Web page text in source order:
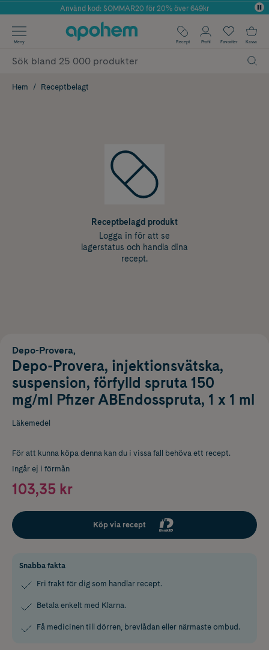
Årets Butik 2025 inom Skönhet
Använd kod: SOMMAR20 för 20% över 649kr
✓ Fri frakt
✓ Poäng på alla köp*
Meny Recept Profil Favoriter Kassa
Hem Receptbelagt
Receptbelagd produkt
Logga in för att se
lagerstatus och handla dina
recept.
Depo-Provera,
Depo-Provera, injektionsvätska,
suspension, förfylld spruta 150
mg/ml Pfizer ABEndosspruta, 1 x 1 ml
Läkemedel
För att kunna köpa denna kan du i vissa fall behöva ett recept.
Ingår ej i förmån
103,35 kr
Köp via recept
Snabba fakta
Fri frakt för dig som handlar recept.
Betala enkelt med Klarna.
Få medicinen till dörren, brevlådan eller närmaste ombud.